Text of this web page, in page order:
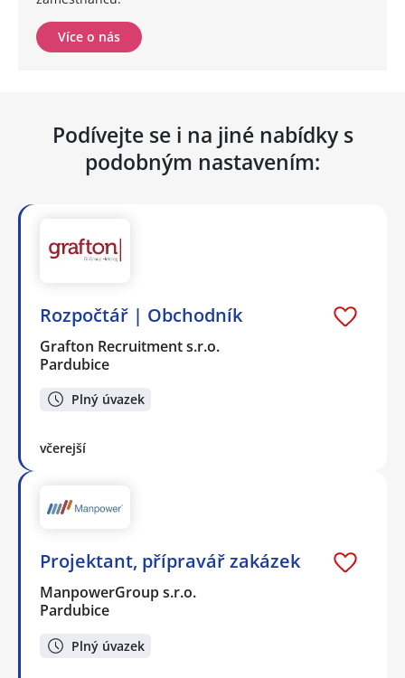
Více o nás
Podívejte se i na jiné nabídky s
podobným nastavením:
Rozpočtář | Obchodník
Grafton Recruitment s.r.o.
Pardubice
Plný úvazek
včerejší
Projektant, přípravář zakázek
ManpowerGroup s.r.o.
Pardubice
Plný úvazek